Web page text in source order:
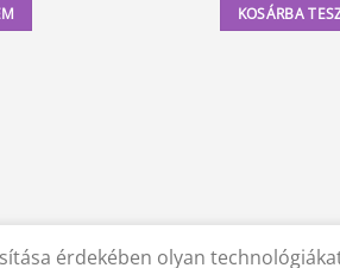
KOSÁRBA
érdekében olyan